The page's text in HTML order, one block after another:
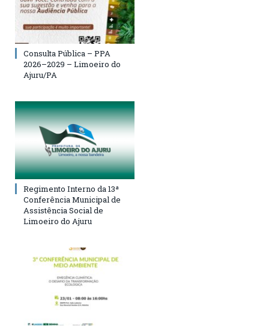
Consulta Pública – PPA
2026–2029 – Limoeiro do
Ajuru/PA
Regimento Interno da 13ª
Conferência Municipal de
Assistência Social de
Limoeiro do Ajuru